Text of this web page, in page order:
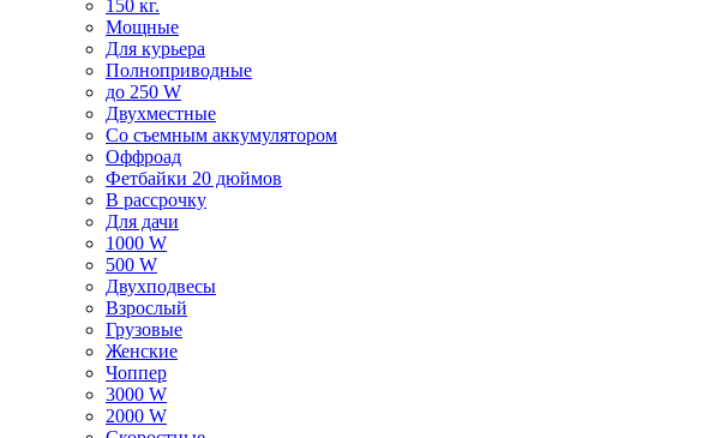
150 кг.
Мощные
Для курьера
Полноприводные
до 250 W
Двухместные
Со съемным аккумулятором
Оффроад
Фетбайки 20 дюймов
В рассрочку
Для дачи
1000 W
500 W
Двухподвесы
Взрослый
Грузовые
Женские
Чоппер
3000 W
2000 W